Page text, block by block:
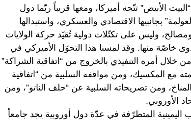
الأبيض” تتّجه أميركا، ومعها قريباً ربّما دول
بجانبيها الاقتصادي والعسكري، واستبدالها
وليس على تكتّلات دولية تُقيّد حركة الولايات
خاصّة منها. وقد لمسنا هذا التحوّل الأميركي في
خلال أمره التنفيذي بالخروج من “اتفاقية الشراكة”
مع المكسيك، ومن مواقفه السلبية من “اتفاقية
ومن تصريحاته السلبية عن “حلف الناتو”، ومن
الأوروبي.
اليمينية المتطرّفة في عدّة دول أوروبية يجد جامعاً